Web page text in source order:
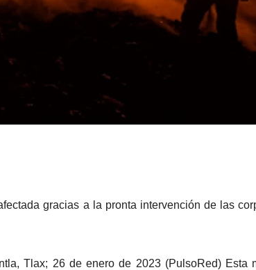
gracias a la pronta intervención de las
Tlax; 26 de enero de 2023 (PulsoRed) Esta